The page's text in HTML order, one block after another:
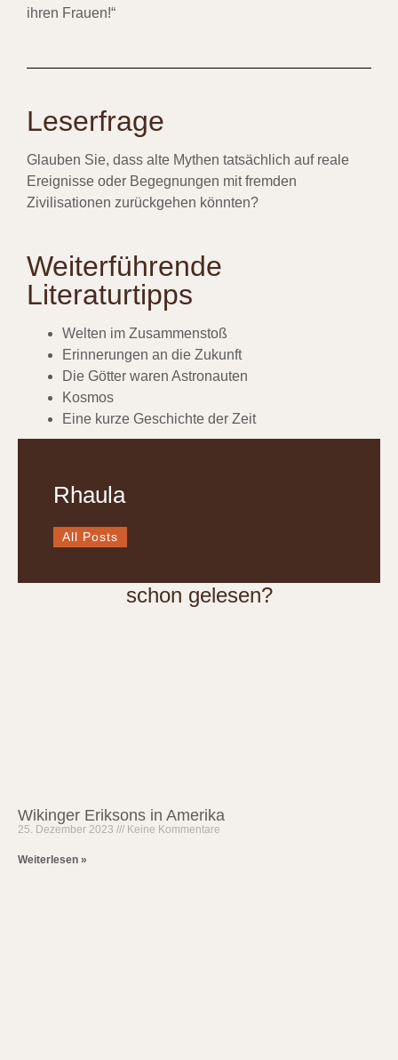
ihren Frauen!“
Leserfrage
Glauben Sie, dass alte Mythen tatsächlich auf reale
Ereignisse oder Begegnungen mit fremden
Zivilisationen zurückgehen könnten?
Weiterführende
Literaturtipps
Welten im Zusammenstoß
Erinnerungen an die Zukunft
Die Götter waren Astronauten
Kosmos
Eine kurze Geschichte der Zeit
Rhaula
All Posts
schon gelesen?
Wikinger Eriksons in Amerika
25. Dezember 2023 Keine Kommentare
Weiterlesen »